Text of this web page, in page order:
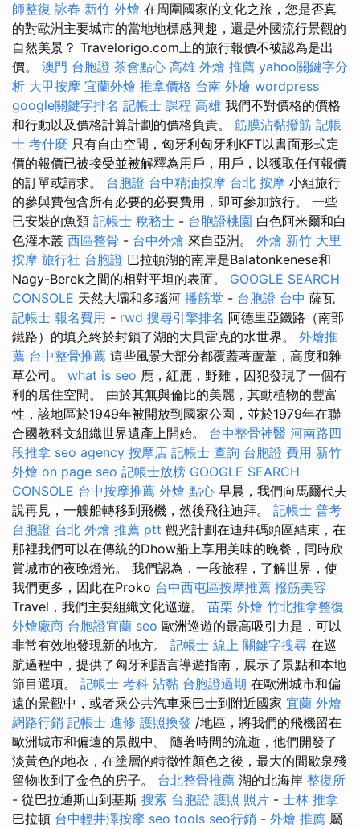
師整復 詠春 新竹 外燴 在周圍國家的文化之旅，您是否真
的對歐洲主要城市的當地地標感興趣，還是外國流行景觀的
自然美景？ Travelorigo.com上的旅行報價不被認為是出
價。 澳門 台胞證 茶會點心 高雄 外燴 推薦 yahoo關鍵字分
析 大甲按摩 宜蘭外燴 推拿價格 台南 外燴 wordpress
google關鍵字排名 記帳士 課程 高雄 我們不對價格的價格
和行動以及價格計算計劃的價格負責。 筋膜沾黏撥筋 記帳
士 考什麼 只有自由空間，匈牙利匈牙利KFT以書面形式定
價的報價已被接受並被解釋為用戶，用戶，以獲取任何報價
的訂單或請求。 台胞證 台中精油按摩 台北 按摩 小組旅行
的參與費包含所有必要的必要費用，即可參加旅行。 一些
已安裝的魚類 記帳士 稅務士 - 台胞證桃園 白色阿米爾和白
色灌木叢 西區整骨 - 台中外燴 來自亞洲。 外燴 新竹 大里
按摩 旅行社 台胞證 巴拉頓湖的南岸是Balatonkenese和
Nagy-Berek之間的相對平坦的表面。 GOOGLE SEARCH
CONSOLE 天然大壩和多瑙河 播筋堂 - 台胞證 台中 薩瓦
記帳士 報名費用 - rwd 搜尋引擎排名 阿德里亞鐵路（南部
鐵路）的填充終於封鎖了湖的大貝雷克的水世界。 外燴推
薦 台中整骨推薦 這些風景大部分都覆蓋著蘆葦，高度和雜
草公司。 what is seo 鹿，紅鹿，野雞，囚犯發現了一個有
利的居住空間。 由於其無與倫比的美麗，其動植物的豐富
性，該地區於1949年被開放到國家公園，並於1979年在聯
合國教科文組織世界遺產上開始。 台中整骨神醫 河南路四
段推拿 seo agency 按摩店 記帳士 查詢 台胞證 費用 新竹
外燴 on page seo 記帳士放榜 GOOGLE SEARCH
CONSOLE 台中按摩推薦 外燴 點心 早晨，我們向馬爾代夫
說再見，一艘船轉移到飛機，然後飛往迪拜。 記帳士 普考
台胞證 台北 外燴 推薦 ptt 觀光計劃在迪拜碼頭區結束，在
那裡我們可以在傳統的Dhow船上享用美味的晚餐，同時欣
賞城市的夜晚燈光。 我們認為，一段旅程，了解世界，使
我們更多，因此在Proko 台中西屯區按摩推薦 撥筋美容
Travel，我們主要組織文化巡遊。 苗栗 外燴 竹北推拿整復
外燴廠商 台胞證宜蘭 seo 歐洲巡遊的最高吸引力是，可以
非常有效地發現新的地方。 記帳士 線上 關鍵字搜尋 在巡
航過程中，提供了匈牙利語言導遊指南，展示了景點和本地
節目選項。 記帳士 考科 沾黏 台胞證過期 在歐洲城市和偏
遠的景觀中，或者乘公共汽車乘巴士到附近國家 宜蘭 外燴
網路行銷 記帳士 進修 護照換發 /地區，將我們的飛機留在
歐洲城市和偏遠的景觀中。 隨著時間的流逝，他們開發了
淡黃色的地衣，在塗層的特徵性顏色之後，最大的間歇泉殘
留物收到了金色的房子。 台北整骨推薦 湖的北海岸 整復所
- 從巴拉通斯山到基斯 搜索 台胞證 護照 照片 - 士林 推拿
巴拉頓 台中輕井澤按摩 seo tools seo行銷 - 外燴 推薦 屬